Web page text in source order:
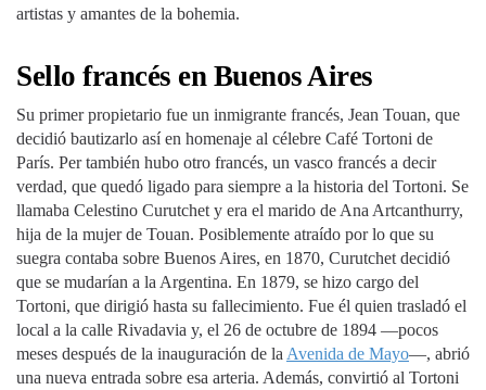
artistas y amantes de la bohemia.
Sello francés en Buenos Aires
Su primer propietario fue un inmigrante francés, Jean Touan, que
decidió bautizarlo así en homenaje al célebre Café Tortoni de
París. Per también hubo otro francés, un vasco francés a decir
verdad, que quedó ligado para siempre a la historia del Tortoni. Se
llamaba Celestino Curutchet y era el marido de Ana Artcanthurry,
hija de la mujer de Touan. Posiblemente atraído por lo que su
suegra contaba sobre Buenos Aires, en 1870, Curutchet decidió
que se mudarían a la Argentina. En 1879, se hizo cargo del
Tortoni, que dirigió hasta su fallecimiento. Fue él quien trasladó el
local a la calle Rivadavia y, el 26 de octubre de 1894 —pocos
meses después de la inauguración de la Avenida de Mayo—, abrió
una nueva entrada sobre esa arteria. Además, convirtió al Tortoni